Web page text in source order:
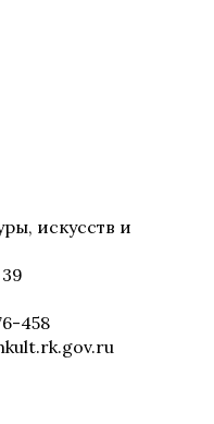
искусств и
458